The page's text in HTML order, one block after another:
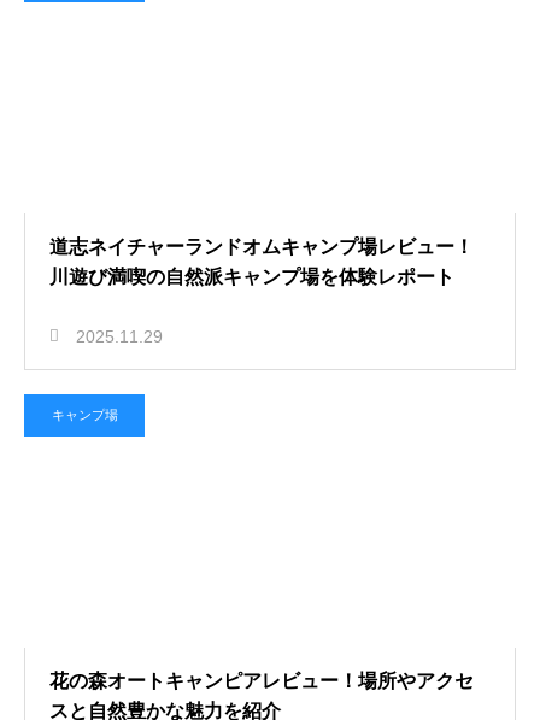
道志ネイチャーランドオムキャンプ場レビュー！
川遊び満喫の自然派キャンプ場を体験レポート
2025.11.29
キャンプ場
花の森オートキャンピアレビュー！場所やアクセ
スと自然豊かな魅力を紹介